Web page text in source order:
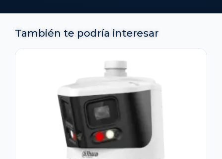
También te podría interesar